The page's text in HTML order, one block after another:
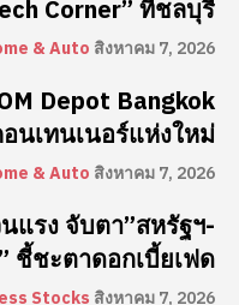
Corner” ที่ชลบุรี
& Auto สิงหาคม 7, 2026
Depot Bangkok
นเทนเนอร์แห่งใหม่
& Auto สิงหาคม 7, 2026
แรง จับตา”สหรัฐฯ-
ชี้ชะตาดอกเบี้ยเฟด
Stocks สิงหาคม 7, 2026